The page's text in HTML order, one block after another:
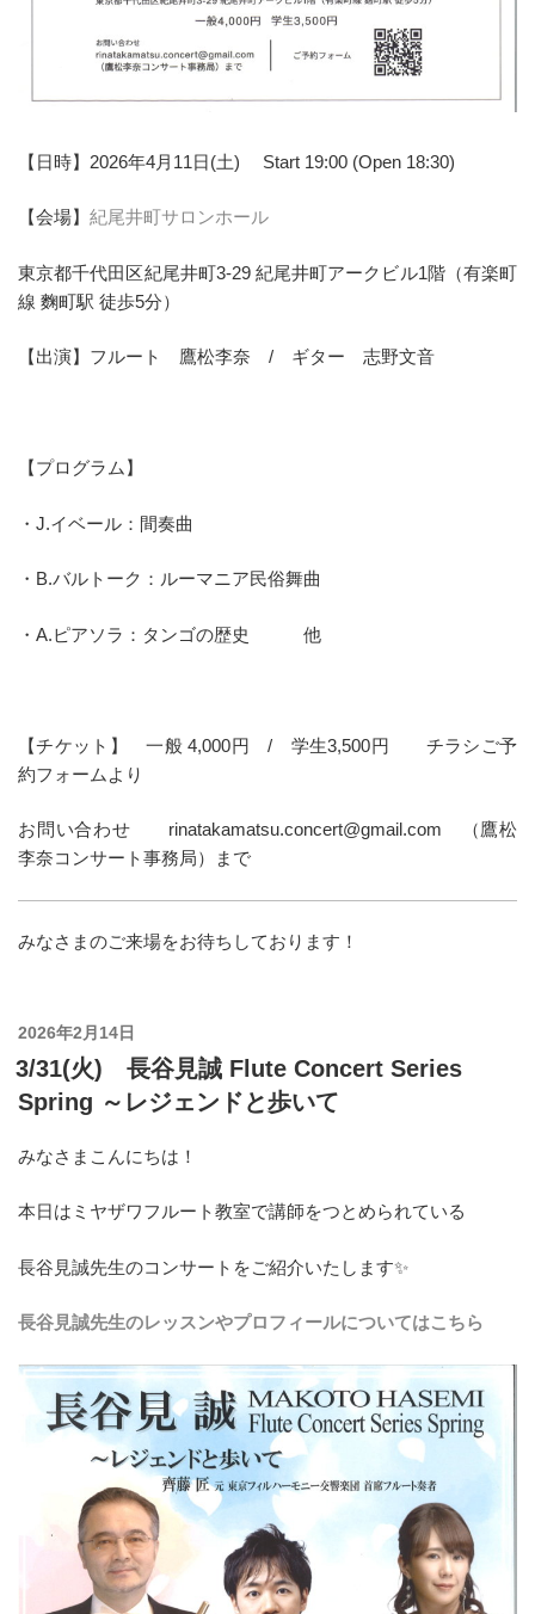
【日時】2026年4月11日(土) Start 19:00 (Open 18:30)
【会場】 紀尾井町サロンホール
東京都千代田区紀尾井町3-29 紀尾井町アークビル1階（有楽町
線 麴町駅 徒歩5分）
【出演】フルート 鷹松李奈 / ギター 志野文音
【プログラム】
・J.イベール：間奏曲
・B.バルトーク：ルーマニア民俗舞曲
・A.ピアソラ：タンゴの歴史 他
【チケット】 一般 4,000円 / 学生3,500円 チラシご予
約フォームより
お問い合わせ rinatakamatsu.concert@gmail.com （鷹松
李奈コンサート事務局）まで
みなさまのご来場をお待ちしております！
投
稿
2026年2月14日
3/31(火) 長谷見誠 Flute Concert Series
Spring ～レジェンドと歩いて
みなさまこんにちは！
本日はミヤザワフルート教室で講師をつとめられている
長谷見誠先生のコンサートをご紹介いたします✨
長谷見誠先生のレッスンやプロフィールについてはこちら